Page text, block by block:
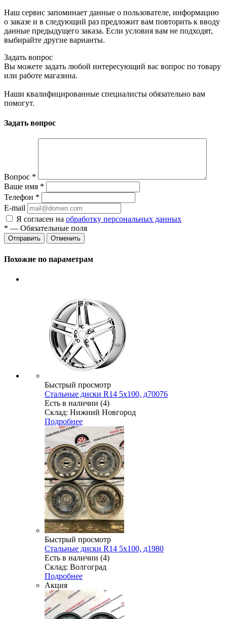
Наш сервис запоминает данные о пользователе, информацию
о заказе и в следующий раз предложит вам повторить к вводу
данные предыдущего заказа. Если условия вам не подходят,
выбирайте другие варианты.
Задать вопрос
Вы можете задать любой интересующий вас вопрос по товару
или работе магазина.
Наши квалифицированные специалисты обязательно вам
помогут.
Задать вопрос
Вопрос *
Ваше имя *
Телефон *
E-mail
Я согласен на обработку персональных данных
* — Обязательные поля
Отменить
Похожие по параметрам
Быстрый просмотр
Стальные диски R14 5x100, д70076
Есть в наличии (4)
Склад: Нижний Новгород
Подробнее
Быстрый просмотр
Стальные диски R14 5x100, д1980
Есть в наличии (4)
Склад: Волгоград
Подробнее
Акция